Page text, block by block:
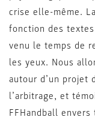
crise elle-même.
fonction des
venu le temps de
les yeux. Nous
autour d’un projet
l’arbitrage, et
FFHandball